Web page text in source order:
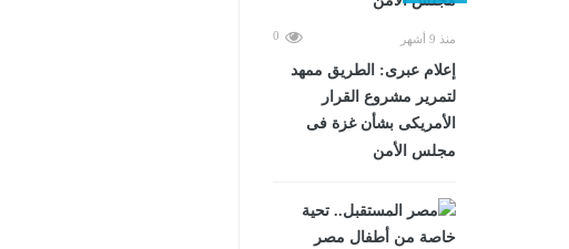
منذ 9 أشهر 0
إعلام عبرى: الطريق ممهد
لتمرير مشروع القرار
الأمريكى بشأن غزة فى
مجلس الأمن